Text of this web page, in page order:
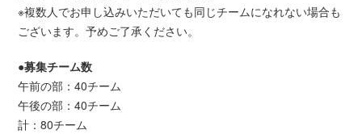
※複数人でお申し込みいただいても同じチームになれない場合も
ございます。予めご了承ください。
●募集チーム数
午前の部：40チーム
午後の部：40チーム
計：80チーム